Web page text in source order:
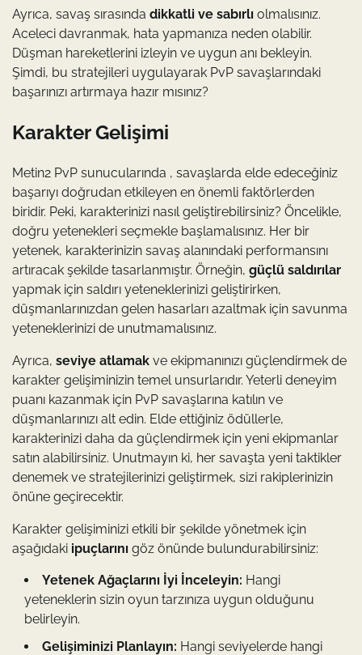
Ayrıca, savaş sırasında dikkatli ve sabırlı olmalısınız.
Aceleci davranmak, hata yapmanıza neden olabilir.
Düşman hareketlerini izleyin ve uygun anı bekleyin.
Şimdi, bu stratejileri uygulayarak PvP savaşlarındaki
başarınızı artırmaya hazır mısınız?
Karakter Gelişimi
Metin2 PvP sunucularında , savaşlarda elde edeceğiniz
başarıyı doğrudan etkileyen en önemli faktörlerden
biridir. Peki, karakterinizi nasıl geliştirebilirsiniz? Öncelikle,
doğru yetenekleri seçmekle başlamalısınız. Her bir
yetenek, karakterinizin savaş alanındaki performansını
artıracak şekilde tasarlanmıştır. Örneğin, güçlü saldırılar
yapmak için saldırı yeteneklerinizi geliştirirken,
düşmanlarınızdan gelen hasarları azaltmak için savunma
yeteneklerinizi de unutmamalısınız.
Ayrıca, seviye atlamak ve ekipmanınızı güçlendirmek de
karakter gelişiminizin temel unsurlarıdır. Yeterli deneyim
puanı kazanmak için PvP savaşlarına katılın ve
düşmanlarınızı alt edin. Elde ettiğiniz ödüllerle,
karakterinizi daha da güçlendirmek için yeni ekipmanlar
satın alabilirsiniz. Unutmayın ki, her savaşta yeni taktikler
denemek ve stratejilerinizi geliştirmek, sizi rakiplerinizin
önüne geçirecektir.
Karakter gelişiminizi etkili bir şekilde yönetmek için
aşağıdaki ipuçlarını göz önünde bulundurabilirsiniz:
Yetenek Ağaçlarını İyi İnceleyin: Hangi
yeteneklerin sizin oyun tarzınıza uygun olduğunu
belirleyin.
Gelişiminizi Planlayın: Hangi seviyelerde hangi